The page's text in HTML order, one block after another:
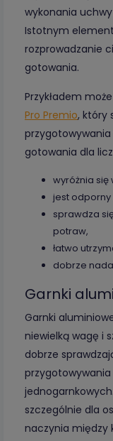
wykonania
Istotnym
rozprowadzanie
gotowania.
Przykładem
Pro Premio, który
gotowania dla
wyróżnia się
jest
sprawdza
potraw,
łatwo
dobrze
Garnki
Garnki
niewielką wagę i
dobrze
przygotowywania
szczególnie dla
naczynia między